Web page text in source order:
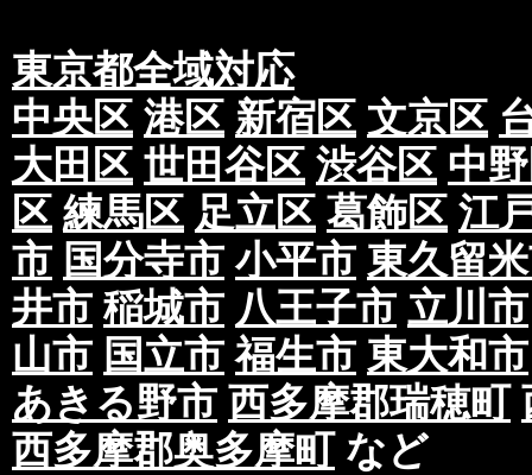
東京都全域対応
中央区 港区 新宿区 文京区
大田区 世田谷区 渋谷区 中
区 練馬区 足立区 葛飾区 江
市 国分寺市 小平市 東久留
井市 稲城市 八王子市 立川市
山市 国立市 福生市 東大和市
あきる野市 西多摩郡瑞穂町
西多摩郡奥多摩町など